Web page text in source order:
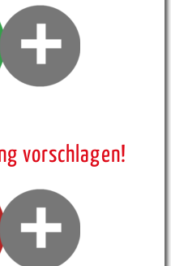
vorschlagen!